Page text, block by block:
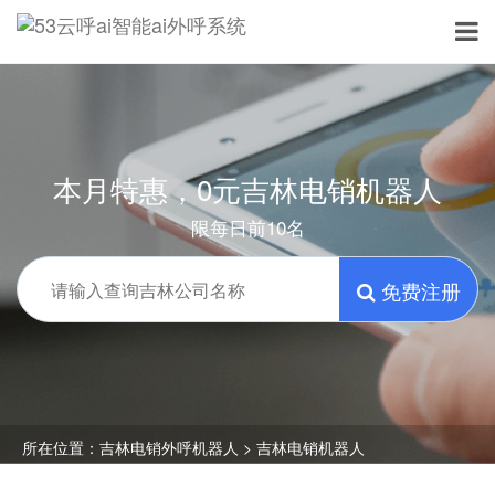
本月特惠，0元吉林电销机器人
限每日前10名
免费注册
所在位置： 吉林电销外呼机器人 > 吉林电销机器人